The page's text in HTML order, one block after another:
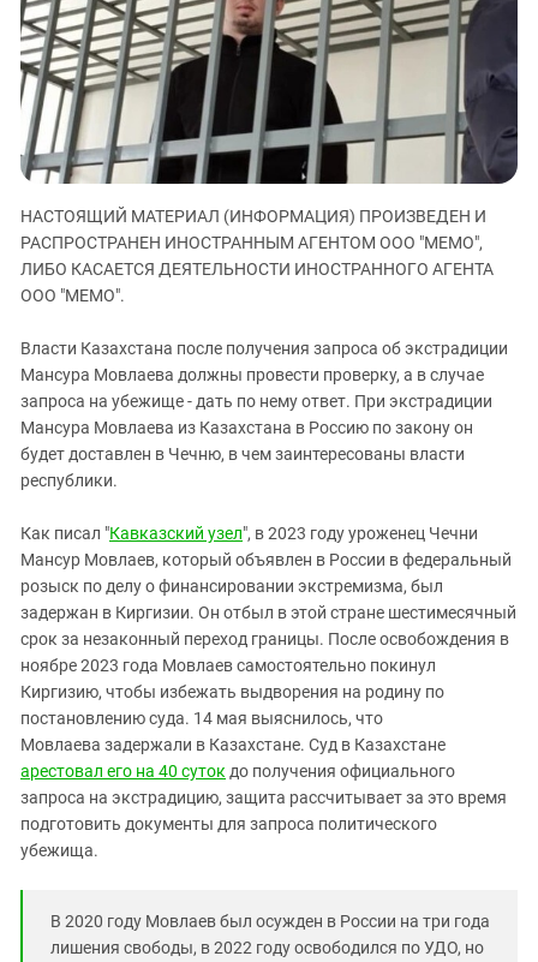
ЗАСТАВЛЯЕТ
КАВКАЗ ЗА ПАЛЕСТИНУ
ИНАКОМЫСЛИЕ В ЧЕЧНЕ
ПРЕСЛЕДОВАНИЕ АКТИВИСТОВ
МОБИЛИЗАЦИЯ И ПРОТЕСТЫ
Дагестан
Ингушетия
Кабардино-Балкария
Калмыкия
Карачаево-Черкесия
Краснодарский край
Нагорный Карабах
Российская Федерация
Северная Осетия - Алания
Ставропольский край
Чечня
Южный Кавказ
ЮФО
НАСТОЯЩИЙ МАТЕРИАЛ (ИНФОРМАЦИЯ) ПРОИЗВЕДЕН И
РАСПРОСТРАНЕН ИНОСТРАННЫМ АГЕНТОМ ООО "МЕМО",
ЛИБО КАСАЕТСЯ ДЕЯТЕЛЬНОСТИ ИНОСТРАННОГО АГЕНТА
ООО "МЕМО".
Власти Казахстана после получения запроса об экстрадиции
Мансура Мовлаева должны провести проверку, а в случае
запроса на убежище - дать по нему ответ. При экстрадиции
Мансура Мовлаева из Казахстана в Россию по закону он
будет доставлен в Чечню, в чем заинтересованы власти
республики.
Как писал "Кавказский узел", в 2023 году уроженец Чечни
Мансур Мовлаев, который объявлен в России в федеральный
розыск по делу о финансировании экстремизма, был
задержан в Киргизии. Он отбыл в этой стране шестимесячный
срок за незаконный переход границы. После освобождения в
ноябре 2023 года Мовлаев самостоятельно покинул
Киргизию, чтобы избежать выдворения на родину по
постановлению суда. 14 мая выяснилось, что
Мовлаева задержали в Казахстане. Суд в Казахстане
арестовал его на 40 суток до получения официального
запроса на экстрадицию, защита рассчитывает за это время
подготовить документы для запроса политического
убежища.
В 2020 году Мовлаев был осужден в России на три года
лишения свободы, в 2022 году освободился по УДО, но